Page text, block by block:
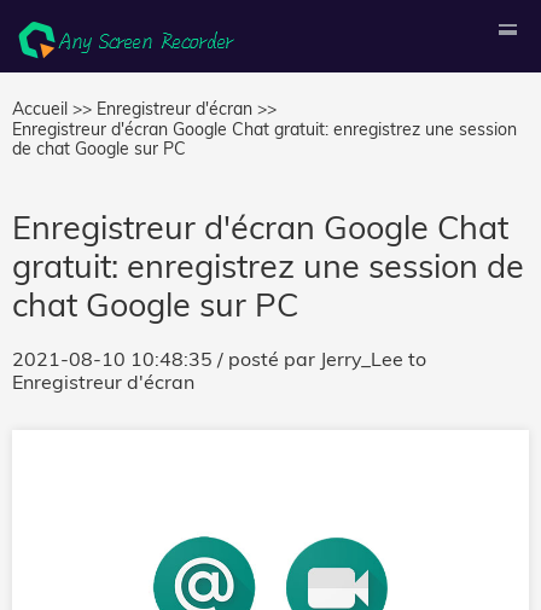
Accueil >> Enregistreur d'écran >>
Enregistreur d'écran Google Chat gratuit: enregistrez une session
de chat Google sur PC
Enregistreur d'écran Google Chat
gratuit: enregistrez une session de
chat Google sur PC
2021-08-10 10:48:35 / posté par Jerry_Lee to
Enregistreur d'écran